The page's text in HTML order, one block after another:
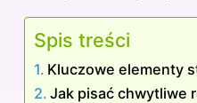
Spis treści
Kluczowe elementy
Jak pisać chwytliwe